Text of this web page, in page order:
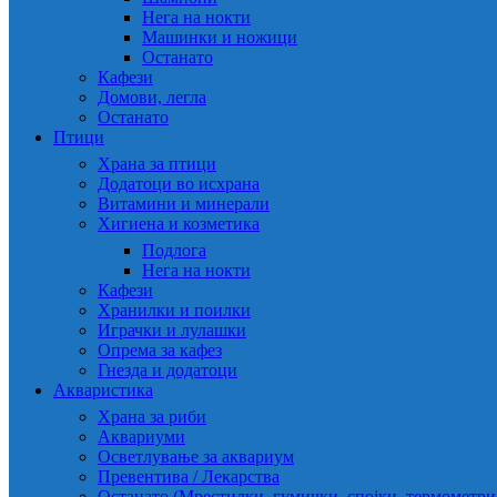
Нега на нокти
Машинки и ножици
Останато
Кафези
Домови, легла
Останато
Птици
Храна за птици
Додатоци во исхрана
Витамини и минерали
Хигиена и козметика
Подлога
Нега на нокти
Кафези
Хранилки и поилки
Играчки и лулашки
Опрема за кафез
Гнезда и додатоци
Акваристика
Храна за риби
Аквариуми
Осветлување за аквариум
Превентива / Лекарства